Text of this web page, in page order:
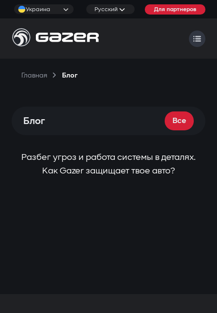
Украина Русский Для партнеров
Главная Блог
Блог Все
Разбег угроз и работа системы в деталях.
Как Gazer защищает твое авто?